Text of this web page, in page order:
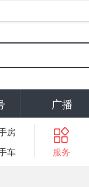
广播
房
车 服务